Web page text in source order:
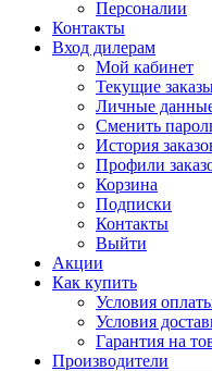
Персоналии
Контакты
Вход дилерам
Мой кабинет
Текущие
Личные
Сменить
История
Профили
Корзина
Подписки
Контакты
Выйти
Акции
Как купить
Условия
Условия
Гарантия на
Производители